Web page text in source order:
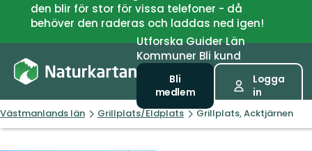
den blir för stor för vissa telefoner - då
behöver den raderas och laddas ned igen!
UtforskaGuiderLän
Kommuner Bli kund
Bli
medlem
Logga
in
Västmanlands län Grillplats/Eldplats Grillplats, Acktjärnen